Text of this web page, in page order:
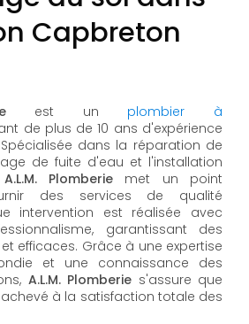
Capbreton
est un plombier à
de plus de 10 ans d'expérience
dans la réparation de
de fuite d'eau et l'installation
A.L.M. Plomberie met un point
des services de qualité
intervention est réalisée avec
garantissant des
efficaces. Grâce à une expertise
et une connaissance des
A.L.M. Plomberie s'assure que
à la satisfaction totale des